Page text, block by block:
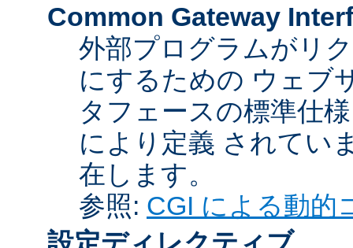
Common Gateway
外部プログラムがリ
にするための ウェブ
タフェースの標準仕
により定義 されてい
在します。
参照: CGI による動的